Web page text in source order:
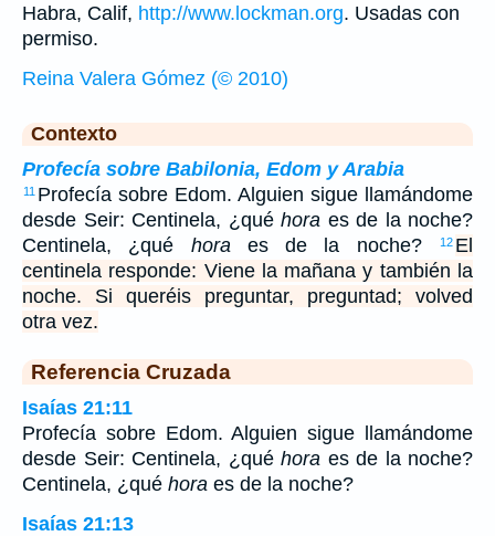
Habra, Calif, http://www.lockman.org. Usadas con
permiso.
Reina Valera Gómez (© 2010)
Contexto
Profecía sobre Babilonia, Edom y Arabia
11 Profecía sobre Edom. Alguien sigue llamándome
desde Seir: Centinela, ¿qué hora es de la noche?
Centinela, ¿qué hora es de la noche? 12 El
centinela responde: Viene la mañana y también la
noche. Si queréis preguntar, preguntad; volved
otra vez.
Referencia Cruzada
Isaías 21:11
Profecía sobre Edom. Alguien sigue llamándome
desde Seir: Centinela, ¿qué hora es de la noche?
Centinela, ¿qué hora es de la noche?
Isaías 21:13